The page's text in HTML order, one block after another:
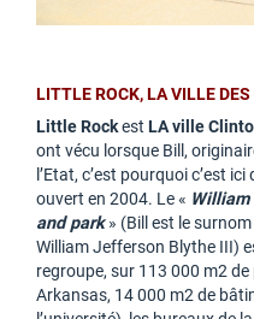
LITTLE ROCK, LA VILLE
Little Rockest LA ville
ont vécu lorsque Bill,
l’Etat, c’est pourquoi c’est
ouvert en 2004. Le «
and park» (Bill est le
William Jefferson Blythe III)
regroupe, sur 113 000 m2
Arkansas, 14 000 m2 de